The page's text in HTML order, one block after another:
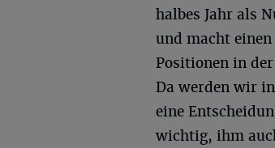
halbes Jahr als
und macht
Positionen in
Da werden wir
eine
wichtig, ihm